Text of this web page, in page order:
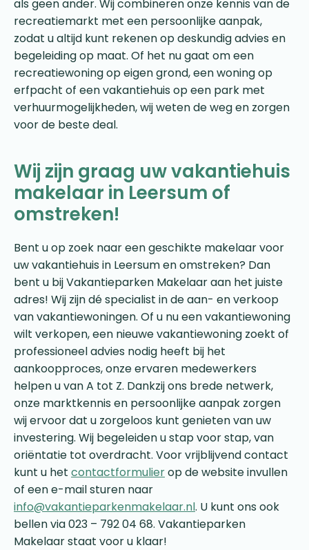
als geen ander. Wij combineren onze kennis van de
recreatiemarkt met een persoonlijke aanpak,
zodat u altijd kunt rekenen op deskundig advies en
begeleiding op maat. Of het nu gaat om een
recreatiewoning op eigen grond, een woning op
erfpacht of een vakantiehuis op een park met
verhuurmogelijkheden, wij weten de weg en zorgen
voor de beste deal.
Wij zijn graag uw vakantiehuis
makelaar in Leersum of
omstreken!
Bent u op zoek naar een geschikte makelaar voor
uw vakantiehuis in Leersum en omstreken? Dan
bent u bij Vakantieparken Makelaar aan het juiste
adres! Wij zijn dé specialist in de aan- en verkoop
van vakantiewoningen. Of u nu een vakantiewoning
wilt verkopen, een nieuwe vakantiewoning zoekt of
professioneel advies nodig heeft bij het
aankoopproces, onze ervaren medewerkers
helpen u van A tot Z. Dankzij ons brede netwerk,
onze marktkennis en persoonlijke aanpak zorgen
wij ervoor dat u zorgeloos kunt genieten van uw
investering. Wij begeleiden u stap voor stap, van
oriëntatie tot overdracht. Voor vrijblijvend contact
kunt u het contactformulierop de website invullen
of een e-mail sturen naar
info@vakantieparkenmakelaar.nl. U kunt ons ook
bellen via 023 – 792 04 68. Vakantieparken
Makelaar staat voor u klaar!